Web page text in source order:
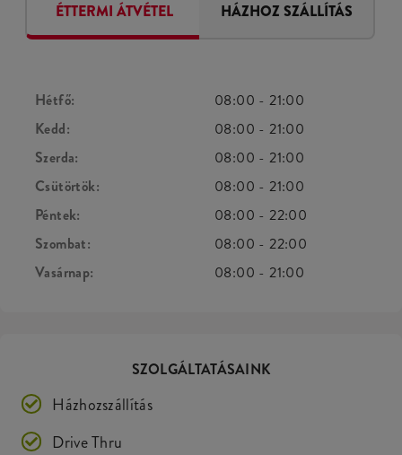
ÉTTERMI ÁTVÉTEL HÁZHOZ SZÁLLÍTÁS
Hétfő: 08:00 -21:00
Kedd:
08:00 -21:00
Szerda:
08:00 -21:00
Csütörtök:
08:00 -21:00
Péntek:
08:00 -22:00
Szombat:
08:00 -22:00
Vasárnap:
08:00 -21:00
SZOLGÁLTATÁSAINK
Házhozszállítás
Drive Thru